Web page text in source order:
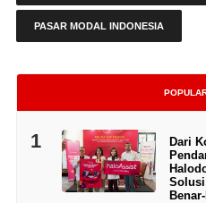
PASAR MODAL INDONESIA
1
Dari
Solusi